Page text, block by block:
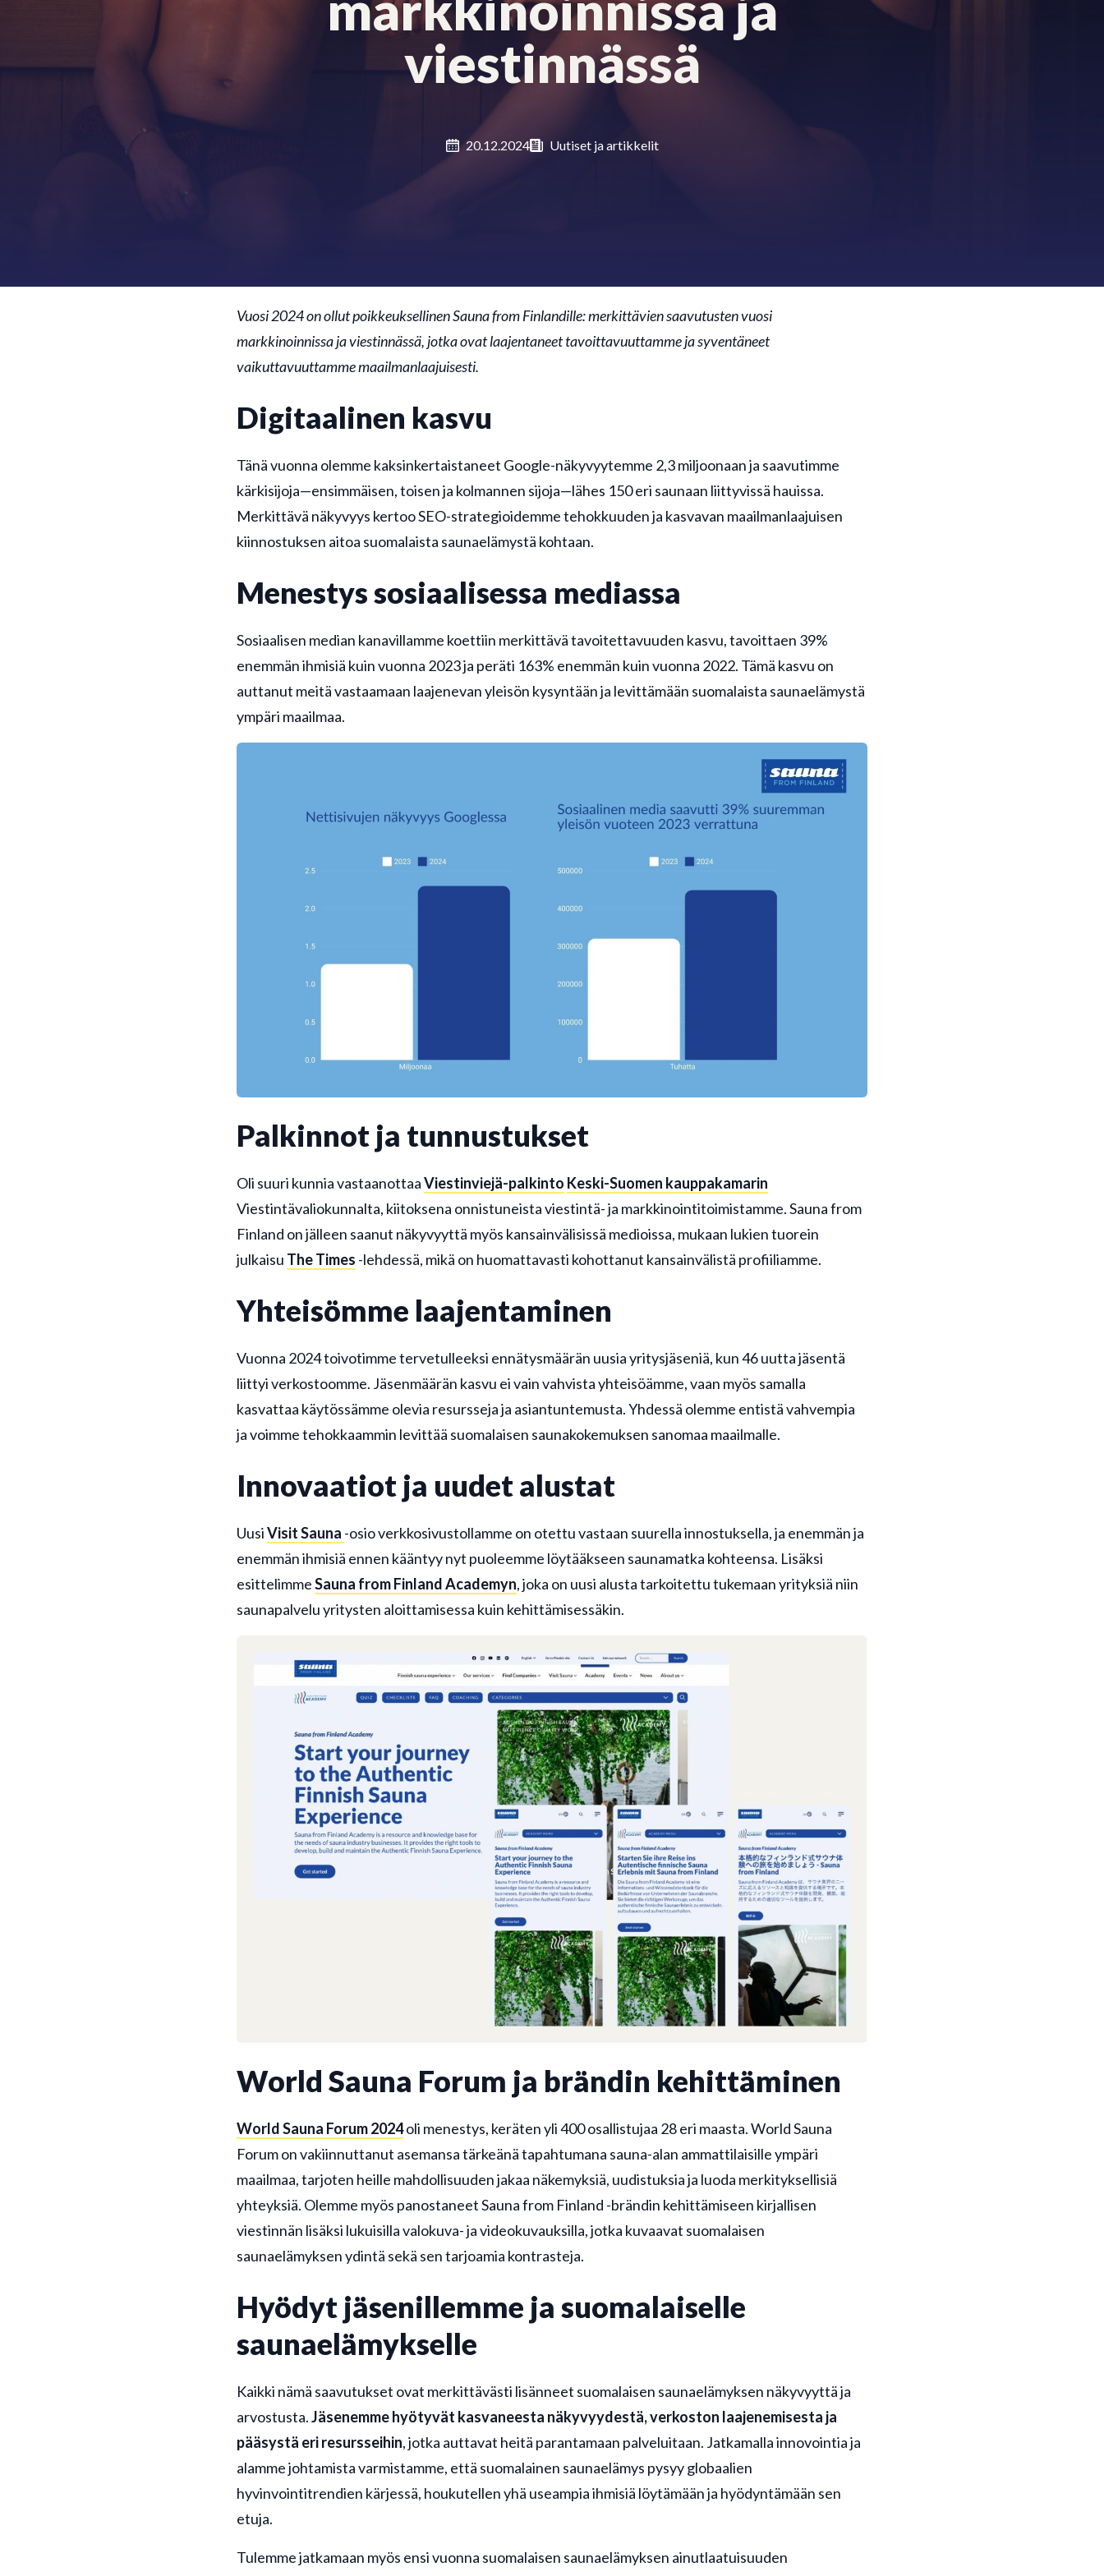
viestinnässä
20.12.2024 Uutiset ja artikkelit
Vuosi 2024 on ollut poikkeuksellinen Sauna from Finlandille: merkittävien saavutusten vuosi
markkinoinnissa ja viestinnässä, jotka ovat laajentaneet tavoittavuuttamme ja syventäneet
vaikuttavuuttamme maailmanlaajuisesti.
Digitaalinen kasvu
Tänä vuonna olemme kaksinkertaistaneet Google-näkyvyytemme 2,3 miljoonaan ja saavutimme
kärkisijoja—ensimmäisen, toisen ja kolmannen sijoja—lähes 150 eri saunaan liittyvissä hauissa.
Merkittävä näkyvyys kertoo SEO-strategioidemme tehokkuuden ja kasvavan maailmanlaajuisen
kiinnostuksen aitoa suomalaista saunaelämystä kohtaan.
Menestys sosiaalisessa mediassa
Sosiaalisen median kanavillamme koettiin merkittävä tavoitettavuuden kasvu, tavoittaen 39%
enemmän ihmisiä kuin vuonna 2023 ja peräti 163% enemmän kuin vuonna 2022. Tämä kasvu on
auttanut meitä vastaamaan laajenevan yleisön kysyntään ja levittämään suomalaista saunaelämystä
ympäri maailmaa.
Palkinnot ja tunnustukset
Oli suuri kunnia vastaanottaaViestinviejä-palkinto Keski-Suomen kauppakamarin
Viestintävaliokunnalta, kiitoksena onnistuneista viestintä- ja markkinointitoimistamme. Sauna from
Finland on jälleen saanut näkyvyyttä myös kansainvälisissä medioissa, mukaan lukien tuorein
julkaisu The Times -lehdessä, mikä on huomattavasti kohottanut kansainvälistä profiiliamme.
Yhteisömme laajentaminen
Vuonna 2024 toivotimme tervetulleeksi ennätysmäärän uusia yritysjäseniä, kun 46 uutta jäsentä
liittyi verkostoomme. Jäsenmäärän kasvu ei vain vahvista yhteisöämme, vaan myös samalla
kasvattaa käytössämme olevia resursseja ja asiantuntemusta. Yhdessä olemme entistä vahvempia
ja voimme tehokkaammin levittää suomalaisen saunakokemuksen sanomaa maailmalle.
Innovaatiot ja uudet alustat
UusiVisit Sauna -osio verkkosivustollamme on otettu vastaan suurella innostuksella, ja enemmän ja
enemmän ihmisiä ennen kääntyy nyt puoleemme löytääkseen saunamatka kohteensa. Lisäksi
esittelimmeSauna from Finland Academyn, joka on uusi alusta tarkoitettu tukemaan yrityksiä niin
saunapalvelu yritysten aloittamisessa kuin kehittämisessäkin.
World Sauna Forum ja brändin kehittäminen
World Sauna Forum 2024oli menestys, keräten yli 400 osallistujaa 28 eri maasta. World Sauna
Forum on vakiinnuttanut asemansa tärkeänä tapahtumana sauna-alan ammattilaisille ympäri
maailmaa, tarjoten heille mahdollisuuden jakaa näkemyksiä, uudistuksia ja luoda merkityksellisiä
yhteyksiä. Olemme myös panostaneet Sauna from Finland -brändin kehittämiseen kirjallisen
viestinnän lisäksi lukuisilla valokuva- ja videokuvauksilla, jotka kuvaavat suomalaisen
saunaelämyksen ydintä sekä sen tarjoamia kontrasteja.
Hyödyt jäsenillemme ja suomalaiselle
saunaelämykselle
Kaikki nämä saavutukset ovat merkittävästi lisänneet suomalaisen saunaelämyksen näkyvyyttä ja
arvostusta.Jäsenemme hyötyvät kasvaneesta näkyvyydestä, verkoston laajenemisesta ja
pääsystä eri resursseihin, jotka auttavat heitä parantamaan palveluitaan. Jatkamalla innovointia ja
alamme johtamista varmistamme, että suomalainen saunaelämys pysyy globaalien
hyvinvointitrendien kärjessä, houkutellen yhä useampia ihmisiä löytämään ja hyödyntämään sen
etuja.
Tulemme jatkamaan myös ensi vuonna suomalaisen saunaelämyksen ainutlaatuisuuden